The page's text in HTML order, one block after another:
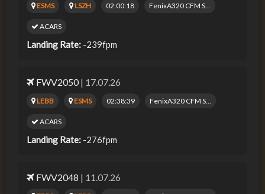
ESMS LSZH 02:00:18 FenixA320 CFM S...
ACARS
Landing Rate: -239fpm
FWV2050| 17.07.26
LEBB ESMS 02:38:39 FenixA320 CFM S...
ACARS
Landing Rate: -276fpm
FWV2048 | 11.07.26